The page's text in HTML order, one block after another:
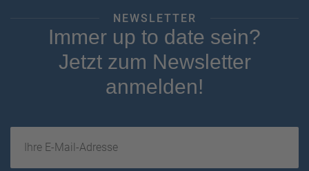
NEWSLETTER
Immer up to date sein?
Jetzt zum Newsletter
anmelden!